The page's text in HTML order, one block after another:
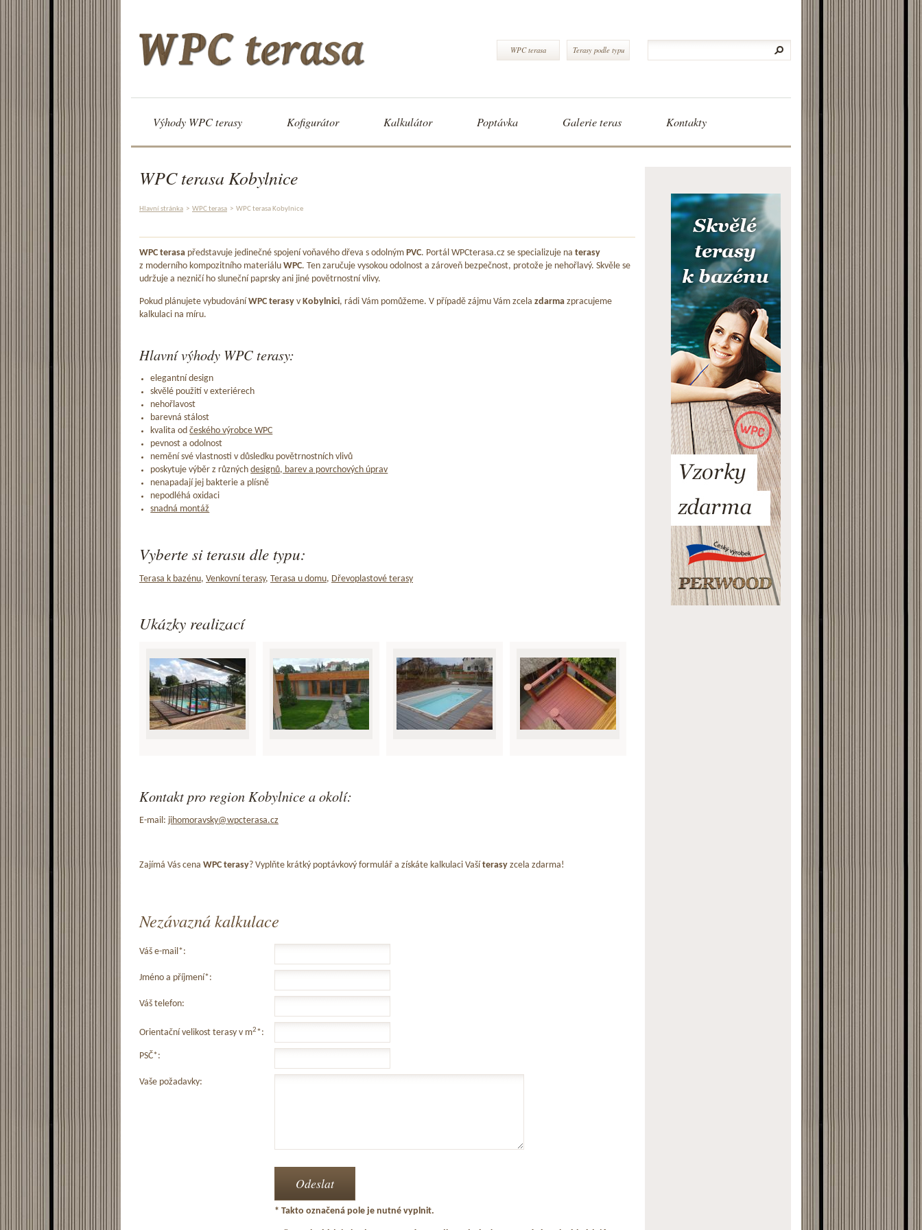
WPC terasa Terasy podle typu
Výhody WPC terasy Kofigurátor Kalkulátor Poptávka Galerie teras Kontakty
WPC terasa Kobylnice
Hlavní stránka > WPC terasa > WPC terasa Kobylnice
WPC terasa představuje jedinečné spojení voňavého dřeva s odolným PVC. Portál WPCterasa.cz se specializuje na terasy
z moderního kompozitního materiálu WPC. Ten zaručuje vysokou odolnost a zároveň bezpečnost, protože je nehořlavý. Skvěle se
udržuje a nezničí ho sluneční paprsky ani jiné povětrnostní vlivy.
Pokud plánujete vybudování WPC terasy v Kobylnici, rádi Vám pomůžeme. V případě zájmu Vám zcela zdarma zpracujeme
kalkulaci na míru.
Hlavní výhody WPC terasy:
elegantní design
skvělé použití v exteriérech
nehořlavost
barevná stálost
kvalita odčeského výrobce WPC
pevnost a odolnost
nemění své vlastnosti v důsledku povětrnostních vlivů
poskytuje výběr z různýchdesignů, barev a povrchových úprav
nenapadají jej bakterie a plísně
nepodléhá oxidaci
snadná montáž
Vyberte si terasu dle typu:
Terasa k bazénu, Venkovní terasy, Terasa u domu, Dřevoplastové terasy
Ukázky realizací
Kontakt pro region Kobylnice a okolí:
E-mail: jihomoravsky@wpcterasa.cz
Zajímá Vás cena WPC terasy? Vyplňte krátký poptávkový formulář a získáte kalkulaci Vaší terasy zcela zdarma!
Nezávazná kalkulace
Váš e-mail*:
Jméno a příjmení*:
Váš telefon:
Orientační velikost terasy v m2*:
PSČ*:
Vaše požadavky:
* Takto označená pole je nutné vyplnit.